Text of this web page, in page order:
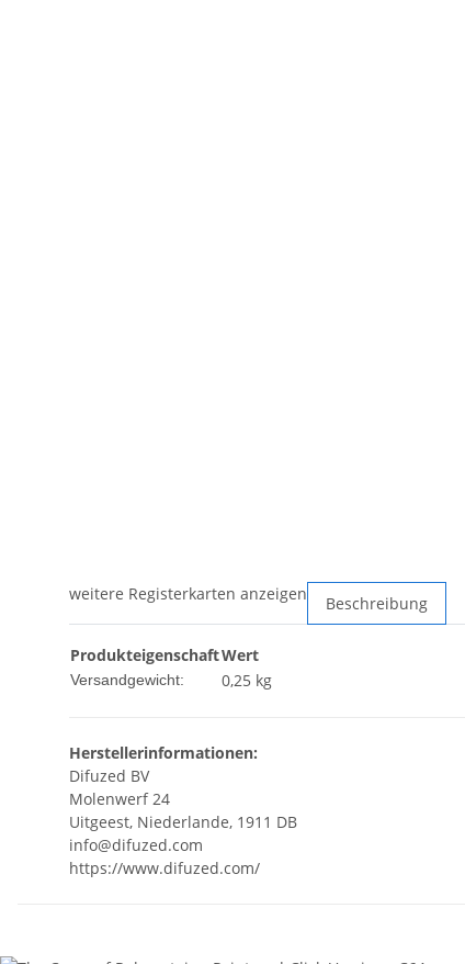
weitere Registerkarten anzeigen Beschreibung
ProdukteigenschaftWert
Versandgewicht: 0,25 kg
Herstellerinformationen:
Difuzed BV
Molenwerf 24
Uitgeest, Niederlande, 1911 DB
info@difuzed.com
https://www.difuzed.com/